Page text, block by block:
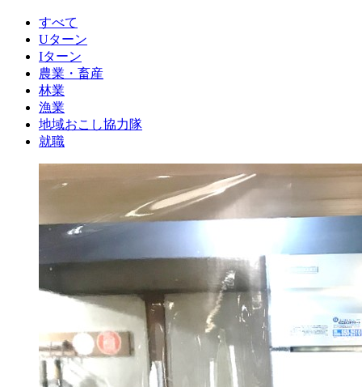
すべて
Uターン
Iターン
農業・畜産
林業
漁業
地域おこし協力隊
就職